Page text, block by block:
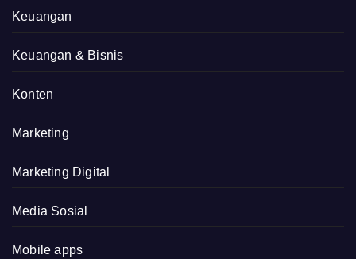
Keuangan
Keuangan & Bisnis
Konten
Marketing
Marketing Digital
Media Sosial
Mobile apps